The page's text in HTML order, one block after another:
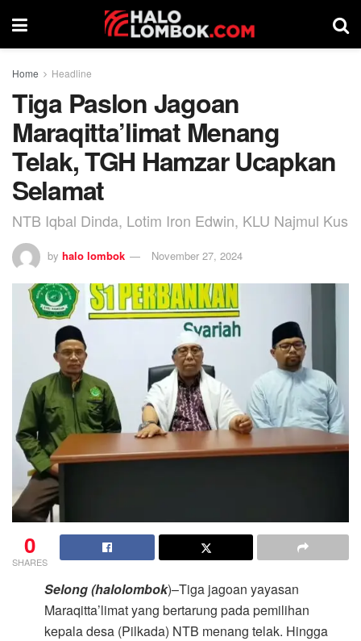
Home Headline
Tiga Paslon Jagoan
Maraqitta’limat Menang
Telak, TGH Hamzar Ucapkan
Selamat
NTB Iqbal Dinda, Lotim Iron Edwin, KLU Najmul Kus
by halo lombok November 27, 2024
0
SHARES
Selong (halolombok)–Tiga jagoan yayasan
Maraqitta’limat yang bertarung pada pemilihan
kepala desa (Pilkada) NTB menang telak. Hingga